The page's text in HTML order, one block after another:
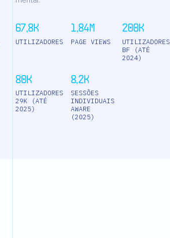
67,8K
UTILIZADORES
1,84M
PAGE VIEWS
200K
UTILIZADORES
BF (ATÉ
2024)
80K
UTILIZADORES
29K (ATÉ
2025)
8,2K
SESSÕES
INDIVIDUAIS
AWARE
(2025)